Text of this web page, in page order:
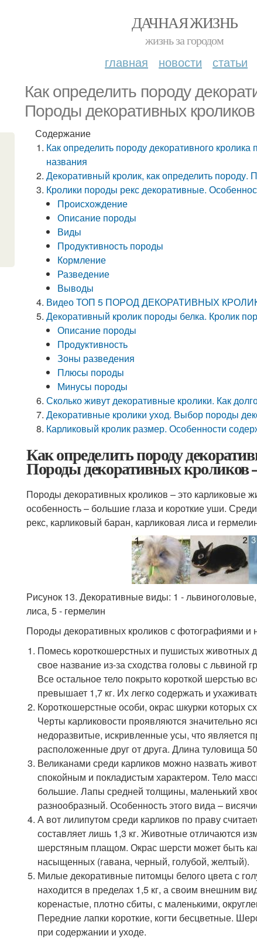
ДАЧНАЯ ЖИЗНЬ
жизнь за городом
главная новости статьи
Как определить породу
Породы декоративных
Содержание
Как определить породу декоративного
названия
Декоративный кролик, как определить
Кролики породы рекс декоративные.
Происхождение
Описание породы
Виды
Продуктивность породы
Кормление
Разведение
Выводы
Видео ТОП 5 ПОРОД ДЕКОРАТИВНЫХ
Декоративный кролик породы белка. Кролик
Описание породы
Продуктивность
Зоны разведения
Плюсы породы
Минусы породы
Сколько живут декоративные кролики. Как
Декоративные кролики уход. Выбор породы
Карликовый кролик размер. Особенности
Как определить породу
Породы декоративных кроликов
Породы декоративных кроликов – это карликовые
особенность – большие глаза и короткие уши.
рекс, карликовый баран, карликовая лиса и
Рисунок 13. Декоративные виды: 1 -
лиса, 5 - гермелин
Породы декоративных кроликов с фотографиями и
Помесь короткошерстных и пушистых
свое название из-за сходства головы с львиной
Все остальное тело покрыто короткой шерстью
превышает 1,7 кг. Их легко содержать и
Короткошерстные особи, окрас шкурки которых
Черты карликовости проявляются значительно
недоразвитые, искривленные усы, что является
расположенные друг от друга. Длина туловища
Великанами среди карликов можно назвать
спокойным и покладистым характером. Тело
большие. Лапы средней толщины, маленький
разнообразный. Особенность этого вида –
А вот лилипутом среди карликов по праву
составляет лишь 1,3 кг. Животные отличаются
шерстяным плащом. Окрас шерсти может быть
насыщенных (гавана, черный, голубой, желтый).
Милые декоративные питомцы белого цвета с
находится в пределах 1,5 кг, а своим внешним
коренастые, плотно сбиты, с маленькими,
Передние лапки короткие, когти бесцветные.
при содержании и уходе.